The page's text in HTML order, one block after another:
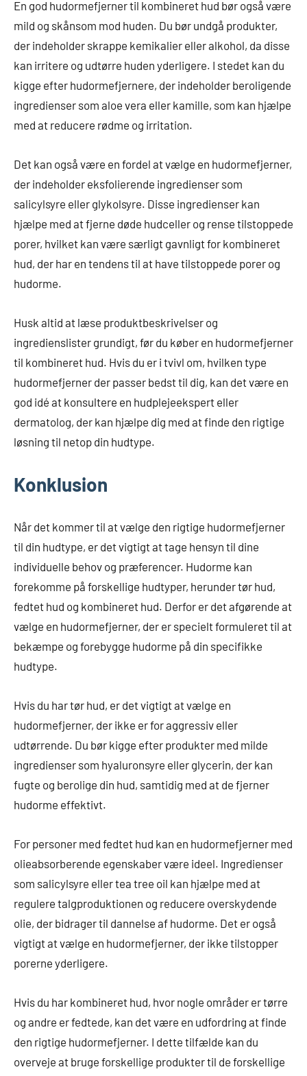
En god hudormefjerner til kombineret hud bør også være
mild og skånsom mod huden. Du bør undgå produkter,
der indeholder skrappe kemikalier eller alkohol, da disse
kan irritere og udtørre huden yderligere. I stedet kan du
kigge efter hudormefjernere, der indeholder beroligende
ingredienser som aloe vera eller kamille, som kan hjælpe
med at reducere rødme og irritation.
Det kan også være en fordel at vælge en hudormefjerner,
der indeholder eksfolierende ingredienser som
salicylsyre eller glykolsyre. Disse ingredienser kan
hjælpe med at fjerne døde hudceller og rense tilstoppede
porer, hvilket kan være særligt gavnligt for kombineret
hud, der har en tendens til at have tilstoppede porer og
hudorme.
Husk altid at læse produktbeskrivelser og
ingredienslister grundigt, før du køber en hudormefjerner
til kombineret hud. Hvis du er i tvivl om, hvilken type
hudormefjerner der passer bedst til dig, kan det være en
god idé at konsultere en hudplejeekspert eller
dermatolog, der kan hjælpe dig med at finde den rigtige
løsning til netop din hudtype.
Konklusion
Når det kommer til at vælge den rigtige hudormefjerner
til din hudtype, er det vigtigt at tage hensyn til dine
individuelle behov og præferencer. Hudorme kan
forekomme på forskellige hudtyper, herunder tør hud,
fedtet hud og kombineret hud. Derfor er det afgørende at
vælge en hudormefjerner, der er specielt formuleret til at
bekæmpe og forebygge hudorme på din specifikke
hudtype.
Hvis du har tør hud, er det vigtigt at vælge en
hudormefjerner, der ikke er for aggressiv eller
udtørrende. Du bør kigge efter produkter med milde
ingredienser som hyaluronsyre eller glycerin, der kan
fugte og berolige din hud, samtidig med at de fjerner
hudorme effektivt.
For personer med fedtet hud kan en hudormefjerner med
olieabsorberende egenskaber være ideel. Ingredienser
som salicylsyre eller tea tree oil kan hjælpe med at
regulere talgproduktionen og reducere overskydende
olie, der bidrager til dannelse af hudorme. Det er også
vigtigt at vælge en hudormefjerner, der ikke tilstopper
porerne yderligere.
Hvis du har kombineret hud, hvor nogle områder er tørre
og andre er fedtede, kan det være en udfordring at finde
den rigtige hudormefjerner. I dette tilfælde kan du
overveje at bruge forskellige produkter til de forskellige